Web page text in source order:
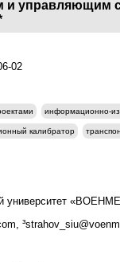
управляющим
02
информационно-
калибратор
университет